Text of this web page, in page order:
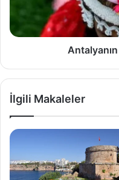
ı
l
ı
İlgili Makaleler